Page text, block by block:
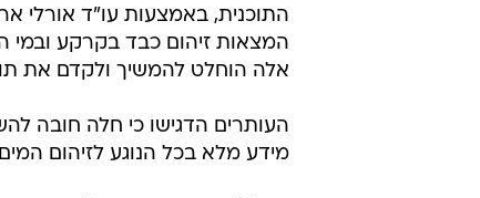
התוכנית, באמצעות עו"ד אורלי
המצאות זיהום כבד בקרקע ובמי
אלה הוחלט להמשיך ולקדם את
העותרים הדגישו כי חלה חובה
מידע מלא בכל הנוגע לזיהום